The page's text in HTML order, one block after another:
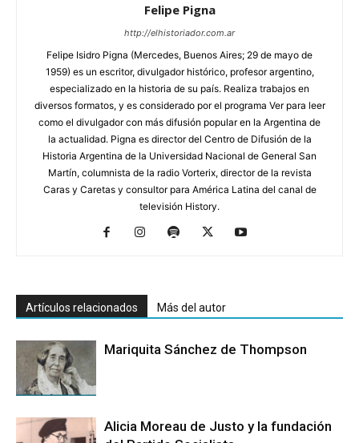
Felipe Pigna
http://elhistoriador.com.ar
Felipe Isidro Pigna (Mercedes, Buenos Aires; 29 de mayo de
1959) es un escritor, divulgador histórico, profesor argentino,
especializado en la historia de su país. Realiza trabajos en
diversos formatos, y es considerado por el programa Ver para leer
como el divulgador con más difusión popular en la Argentina de
la actualidad. Pigna es director del Centro de Difusión de la
Historia Argentina de la Universidad Nacional de General San
Martín, columnista de la radio Vorterix, director de la revista
Caras y Caretas y consultor para América Latina del canal de
televisión History.
Artículos relacionados Más del autor
Mariquita Sánchez de Thompson
Alicia Moreau de Justo y la fundación